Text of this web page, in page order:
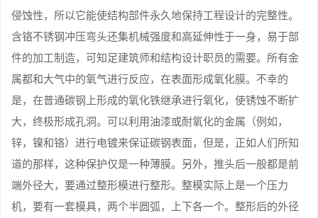
侵蚀性，所以它能使结构部件永久地保持工程设计的完整性。
含铬不锈钢冲压弯头还集机械强度和高延伸性于一身，易于部
件的加工制造，可知足建筑师和结构设计职员的需要。所有金
属都和大气中的氧气进行反应，在表面形成氧化膜。不幸的
是，在普通碳钢上形成的氧化铁继承进行氧化，使锈蚀不断扩
大，终极形成孔洞。可以利用油漆或耐氧化的金属（例如，
锌，镍和铬）进行电镀来保证碳钢表面，但是，正如人们所知
道的那样，这种保护仅是一种薄膜。另外，推头后一般都是前
端外径大，要通过整形模进行整形。整模实际上是一个压力
机，要有一套模具，两个半圆弧，上下各一个。整形后的外径